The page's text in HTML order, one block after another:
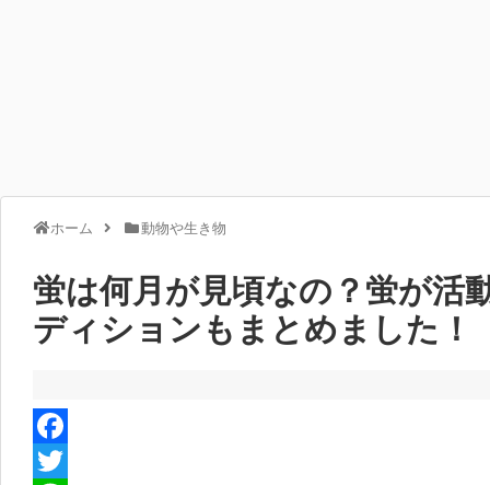
ホーム 動物や生き物
蛍は何月が見頃なの？蛍が活
ディションもまとめました！
F